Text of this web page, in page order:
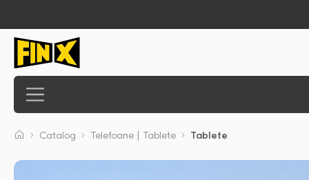
Catalog Telefoane | Tablete Tablete